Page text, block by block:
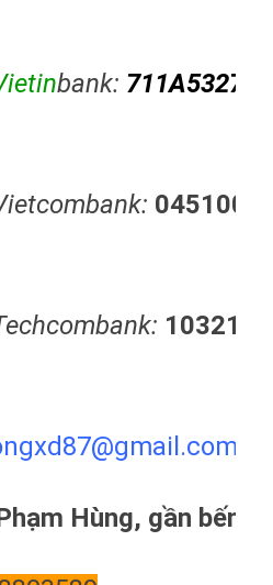
bank:
il.com
Hùng, gần bến